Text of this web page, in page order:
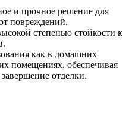
и прочное решение для
повреждений.
степенью стойкости к
как в домашних
помещениях, обеспечивая
отделки.